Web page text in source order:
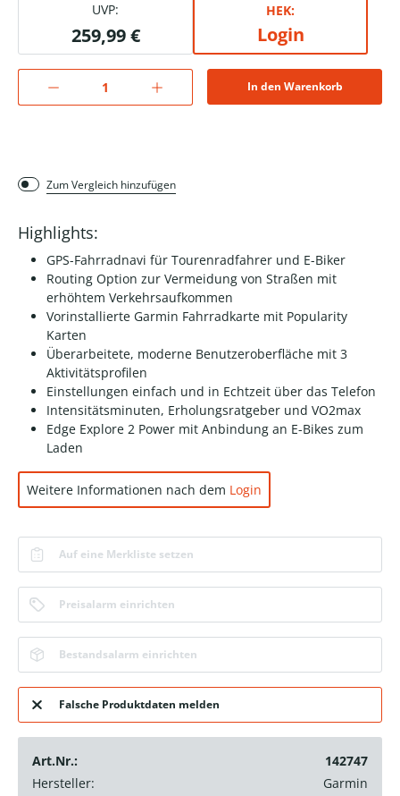
UVP:
259,99 €
HEK:
Login
In den Warenkorb
Zum Vergleich hinzufügen
Highlights:
GPS-Fahrradnavi für Tourenradfahrer und E-Biker
Routing Option zur Vermeidung von Straßen mit
erhöhtem Verkehrsaufkommen
Vorinstallierte Garmin Fahrradkarte mit Popularity
Karten
Überarbeitete, moderne Benutzeroberfläche mit 3
Aktivitätsprofilen
Einstellungen einfach und in Echtzeit über das Telefon
Intensitätsminuten, Erholungsratgeber und VO2max
Edge Explore 2 Power mit Anbindung an E-Bikes zum
Laden
Weitere Informationen nach dem Login
Auf eine Merkliste setzen
Preisalarm einrichten
Bestandsalarm einrichten
Falsche Produktdaten melden
Art.Nr.:
142747
Hersteller:
Garmin